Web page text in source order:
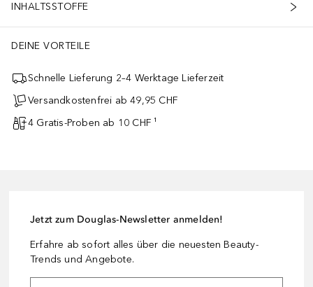
INHALTSSTOFFE
DEINE VORTEILE
Schnelle Lieferung 2–4 Werktage Lieferzeit
Versandkostenfrei ab 49,95 CHF
4 Gratis-Proben ab 10 CHF ¹
Jetzt zum Douglas-Newsletter anmelden!
Erfahre ab sofort alles über die neuesten Beauty-
Trends und Angebote.